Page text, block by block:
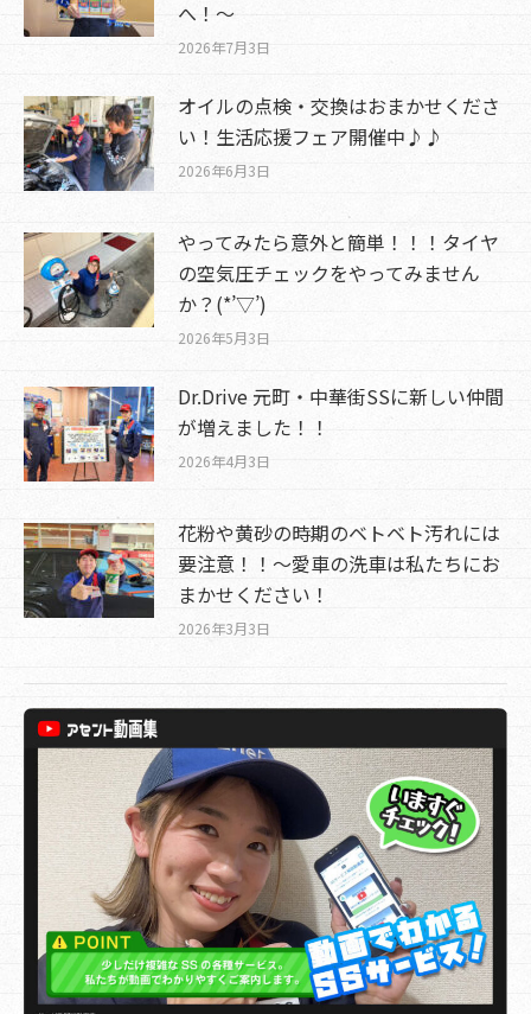
へ！～
2026年7月3日
オイルの点検・交換はおまかせくださ
い！生活応援フェア開催中♪♪
2026年6月3日
やってみたら意外と簡単！！！タイヤ
の空気圧チェックをやってみません
か？(*’▽’)
2026年5月3日
Dr.Drive 元町・中華街SSに新しい仲間
が増えました！！
2026年4月3日
花粉や黄砂の時期のベトベト汚れには
要注意！！～愛車の洗車は私たちにお
まかせください！
2026年3月3日